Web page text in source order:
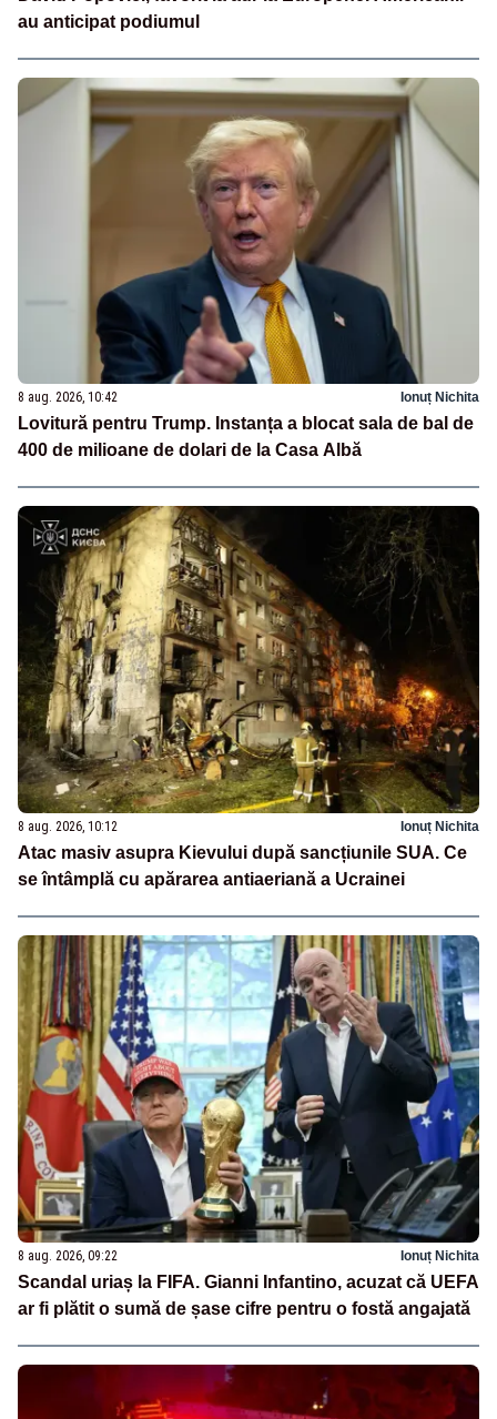
au anticipat podiumul
8 aug. 2026, 10:42 Ionuț Nichita
Lovitură pentru Trump. Instanța a blocat sala de bal de
400 de milioane de dolari de la Casa Albă
8 aug. 2026, 10:12 Ionuț Nichita
Atac masiv asupra Kievului după sancțiunile SUA. Ce
se întâmplă cu apărarea antiaeriană a Ucrainei
8 aug. 2026, 09:22 Ionuț Nichita
Scandal uriaș la FIFA. Gianni Infantino, acuzat că UEFA
ar fi plătit o sumă de șase cifre pentru o fostă angajată